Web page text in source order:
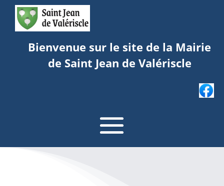
Bienvenue sur le site de la Mairie
de Saint Jean de Valériscle